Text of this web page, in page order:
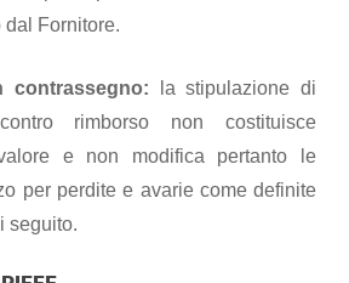
Fornitore.
contrassegno: la stipulazione di
rimborso non costituisce
e non modifica pertanto le
per perdite e avarie come definite
seguito.